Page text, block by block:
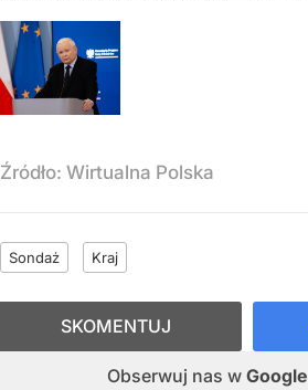
Źródło: Wirtualna Polska
Sondaż Kraj
Obserwuj nas w
SKOMENTUJ